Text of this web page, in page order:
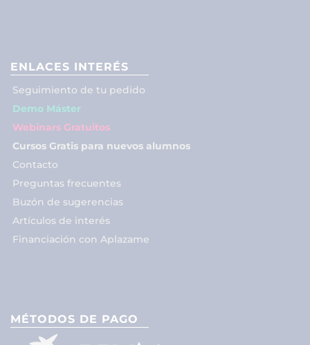
ENLACES INTERÉS
Seguimiento de tu pedido
Demo Máster
Webinars Gratuitos
Cursos Gratis para nuevos alumnos
Contacto
Preguntas frecuentes
Buzón de sugerencias
Artículos de interés
Financiación con Aplazame
MÉTODOS DE PAGO